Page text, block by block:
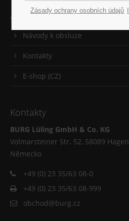
Servis
Návody k obsluze
Kontakty
E-shop (CZ)
Kontakty
BURG Lüling GmbH & Co. KG
Volmarsteiner Str. 52, 58089 Hagen
Německo
+49 (0) 23 35/63 08-0
+49 (0) 23 35/63 08-999
obchod@burg.cz
Zásady ochrany osobních údajů